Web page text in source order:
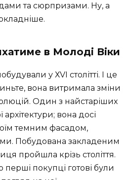
та сюрпризами. Ну, а
в Молоді Віки
у ХVI столітті. І це
вона витримала зміни
Один з найстаріших
архітектури; вона досі
темним фасадом,
Побудована закладеним
пройшла крізь століття.
перші покупці готові були